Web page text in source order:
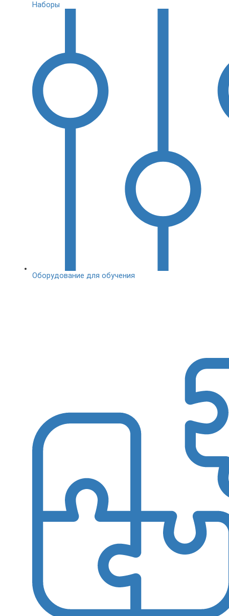
Наборы
Оборудование для обучения